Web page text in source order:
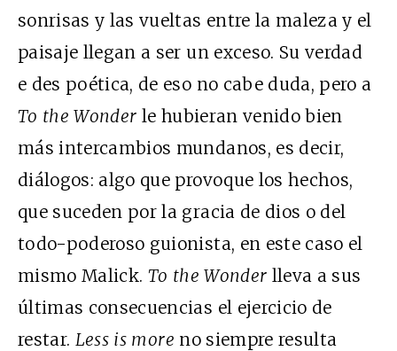
sonrisas y las vueltas entre la maleza y el
paisaje llegan a ser un exceso. Su verdad
e des poética, de eso no cabe duda, pero a
To the Wonder le hubieran venido bien
más intercambios mundanos, es decir,
diálogos: algo que provoque los hechos,
que suceden por la gracia de dios o del
todo-poderoso guionista, en este caso el
mismo Malick. To the Wonder lleva a sus
últimas consecuencias el ejercicio de
restar. Less is more no siempre resulta